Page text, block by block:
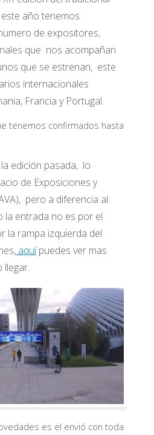
año tenemos
de expositores,
que nos acompañan
que se estrenan, este
internacionales
Francia y Portugal.
tenemos confirmados hasta
edición pasada, lo
de Exposiciones y
pero a diferencia al
la entrada no es por el
la rampa izquierda del
aquípuedes ver mas
llegar.
es el envió con toda